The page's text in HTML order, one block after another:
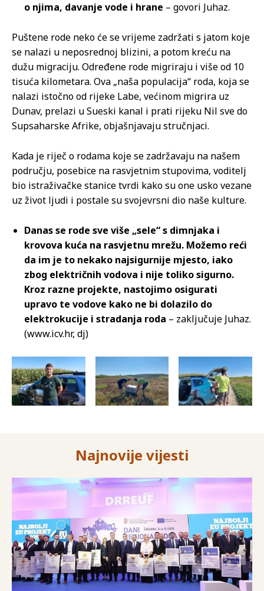
o njima, davanje vode i hrane – govori Juhaz.
Puštene rode neko će se vrijeme zadržati s jatom koje
se nalazi u neposrednoj blizini, a potom kreću na
dužu migraciju. Određene rode migriraju i više od 10
tisuća kilometara. Ova „naša populacija“ roda, koja se
nalazi istočno od rijeke Labe, većinom migrira uz
Dunav, prelazi u Sueski kanal i prati rijeku Nil sve do
Supsaharske Afrike, objašnjavaju stručnjaci.
Kada je riječ o rodama koje se zadržavaju na našem
području, posebice na rasvjetnim stupovima, voditelj
bio istraživačke stanice tvrdi kako su one usko vezane
uz život ljudi i postale su svojevrsni dio naše kulture.
Danas se rode sve više „sele“ s dimnjaka i
krovova kuća na rasvjetnu mrežu. Možemo reći
da im je to nekako najsigurnije mjesto, iako
zbog električnih vodova i nije toliko sigurno.
Kroz razne projekte, nastojimo osigurati
upravo te vodove kako ne bi dolazilo do
elektrokucije i stradanja roda – zaključuje Juhaz.
(www.icv.hr, dj)
Najnovije vijesti